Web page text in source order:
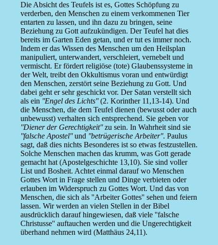
Die Absicht des Teufels ist es, Gottes Schöpfung zu
verderben, den Menschen zu einem verkommenen Tier
entarten zu lassen, und ihn dazu zu bringen, seine
Beziehung zu Gott aufzukündigen. Der Teufel hat dies
bereits im Garten Eden getan, und er tut es immer noch.
Indem er das Wissen des Menschen um den Heilsplan
manipuliert, unterwandert, verschleiert, vernebelt und
vermischt. Er fördert religiöse (tote) Glaubenssysteme in
der Welt, treibt den Okkultismus voran und entwürdigt
den Menschen, zerstört seine Beziehung zu Gott. Und
dabei geht er sehr geschickt vor. Der Satan verstellt sich
als ein ''Engel des Lichts''(2. Korinther 11,13-14). Und
die Menschen, die dem Teufel dienen (bewusst oder auch
unbewusst) verhalten sich entsprechend. Sie geben vor
''Diener der Gerechtigkeit''zu sein. In Wahrheit sind sie
''falsche Apostel''und ''betrügerische Arbeiter''. Paulus
sagt, daß dies nichts Besonderes ist so etwas festzustellen.
Solche Menschen machen das krumm, was Gott gerade
gemacht hat (Apostelgeschichte 13,10). Sie sind voller
List und Bosheit. Achtet einmal darauf wo Menschen
Gottes Wort in Frage stellen und Dinge verbieten oder
erlauben im Widerspruch zu Gottes Wort. Und das von
Menschen, die sich als ''Arbeiter Gottes'' sehen und feiern
lassen. Wir werden an vielen Stellen in der Bibel
ausdrücklich darauf hingewiesen, daß viele ''falsche
Christusse'' auftauchen werden und die Ungerechtigkeit
überhand nehmen wird (Matthäus 24,11).